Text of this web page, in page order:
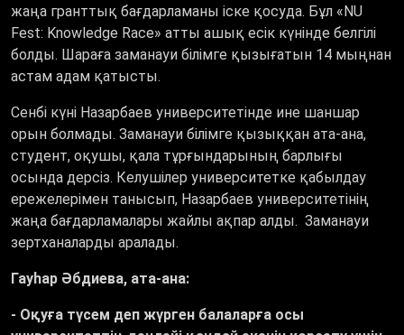
жаңа гранттық бағдарламаны іске қосуда. Бұл «NU
Fest: Knowledge Race» атты ашық есік күнінде белгілі
болды. Шараға заманауи білімге қызығатын 14 мыңнан
астам адам қатысты.
Сенбі күні Назарбаев университетінде ине шаншар
орын болмады. Заманауи білімге қызыққан ата-ана,
студент, оқушы, қала тұрғындарының барлығы
осында дерсіз. Келушілер университетке қабылдау
ережелерімен танысып, Назарбаев университетінің
жаңа бағдарламалары жайлы ақпар алды. Заманауи
зертханаларды аралады.
Гауһар Әбдиева, ата-ана:
- Оқуға түсем деп жүрген балаларға осы